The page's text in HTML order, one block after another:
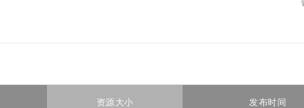
资源大小 发布时间